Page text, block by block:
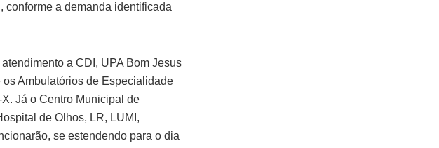
conforme a demanda identificada
a CDI, UPA Bom Jesus
Ambulatórios de Especialidade
Já o Centro Municipal de
de Olhos, LR, LUMI,
se estendendo para o dia